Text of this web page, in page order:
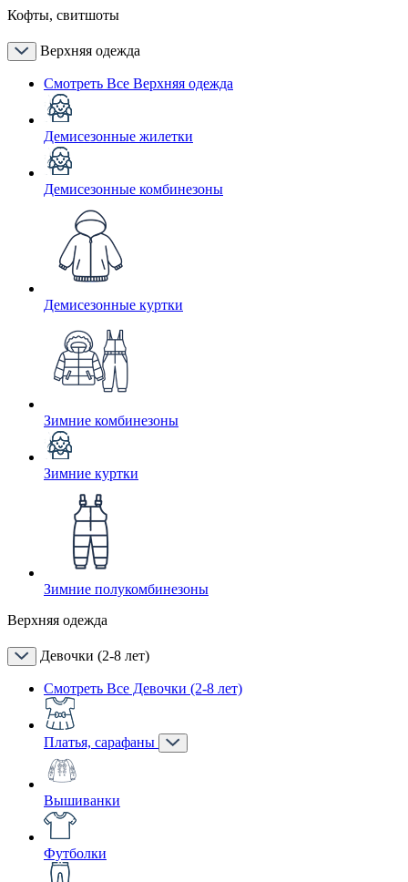
Кофты, свитшоты
Верхняя одежда
Смотреть Все Верхняя одежда
Демисезонные жилетки
Демисезонные комбинезоны
Демисезонные куртки
Зимние комбинезоны
Зимние куртки
Зимние полукомбинезоны
Верхняя одежда
Девочки (2-8 лет)
Смотреть Все Девочки (2-8 лет)
Платья, сарафаны
Вышиванки
Футболки